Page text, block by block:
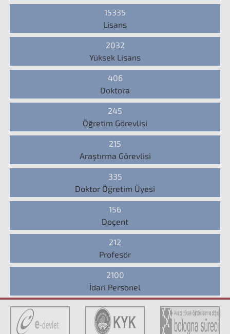
15335
Lisans
2032
Yüksek Lisans
406
Doktora
245
Öğretim Görevlisi
215
Araştırma Görevlisi
335
Doktor Öğretim Üyesi
156
Doçent
212
Profesör
2100
İdari Personel